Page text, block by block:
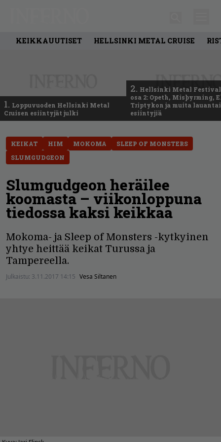
KEIKKAUUTISET HELLSINKI METAL CRUISE
1. Loppuvuoden Hellsinki Metal
Cruisen esiintyjät julki
2. Hellsinki Metal
osa 2: Opeth, Misþyrming,
Triptykon ja muita
esiintyjiä
KEIKAT HIM MOKOMA
SLEEP OF MONSTERS
SLUMGUDGEON
Slumgudgeon heräilee
koomasta – viikonloppuna
tiedossa kaksi keikkaa
Mokoma- ja Sleep of Monsters -kytkyinen
yhtye heittää keikat Turussa ja
Tampereella.
Julkaistu: 3.11.2017 14:15 Vesa Siltanen